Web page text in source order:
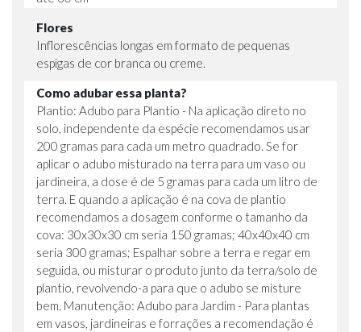
Flores
Inflorescências longas em formato de pequenas
espigas de cor branca ou creme.
Como adubar essa planta?
Plantio: Adubo para Plantio - Na aplicação direto no
solo, independente da espécie recomendamos usar
200 gramas para cada um metro quadrado. Se for
aplicar o adubo misturado na terra para um vaso ou
jardineira, a dose é de 5 gramas para cada um litro de
terra. E quando a aplicação é na cova de plantio
recomendamos a dosagem conforme o tamanho da
cova: 30x30x30 cm seria 150 gramas; 40x40x40 cm
seria 300 gramas; Espalhar sobre a terra e regar em
seguida, ou misturar o produto junto da terra/solo de
plantio, revolvendo-a para que o adubo se misture
bem. Manutenção: Adubo para Jardim - Para plantas
em vasos, jardineiras e forrações a recomendação é